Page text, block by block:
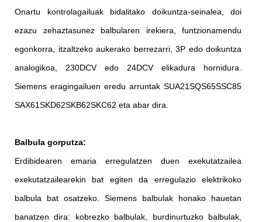
Onartu kontrolagailuak bidalitako doikuntza-seinalea, doi
ezazu zehaztasunez balbularen irekiera, funtzionamendu
egonkorra, itzaltzeko aukerako berrezarri, 3P edo doikuntza
analogikoa, 230DCV edo 24DCV elikadura hornidura.
Siemens eragingailuen eredu arruntak SUA21SQS65SSC85
SAX61SKD62SKB62SKC62 eta abar dira.
Balbula gorputza:
Erdibidearen emaria erregulatzen duen exekutatzailea
exekutatzailearekin bat egiten da erregulazio elektrikoko
balbula bat osatzeko. Siemens balbulak honako hauetan
banatzen dira: kobrezko balbulak, burdinurtuzko balbulak,